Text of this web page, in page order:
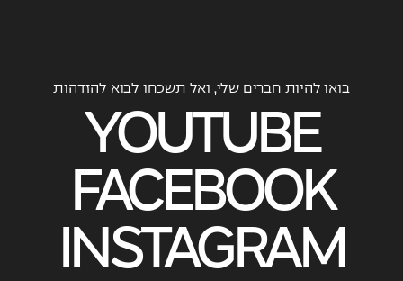
בואו להיות חברים שלי, ואל תשכחו לבוא להזדהות
YOUTUBE
FACEBOOK
INSTAGRAM